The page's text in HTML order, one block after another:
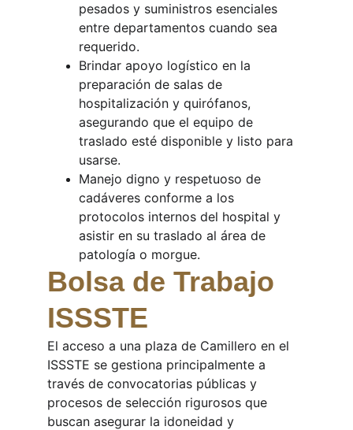
pesados y suministros esenciales
entre departamentos cuando sea
requerido.
Brindar apoyo logístico en la
preparación de salas de
hospitalización y quirófanos,
asegurando que el equipo de
traslado esté disponible y listo para
usarse.
Manejo digno y respetuoso de
cadáveres conforme a los
protocolos internos del hospital y
asistir en su traslado al área de
patología o morgue.
Bolsa de Trabajo
ISSSTE
El acceso a una plaza de Camillero en el
ISSSTE se gestiona principalmente a
través de convocatorias públicas y
procesos de selección rigurosos que
buscan asegurar la idoneidad y